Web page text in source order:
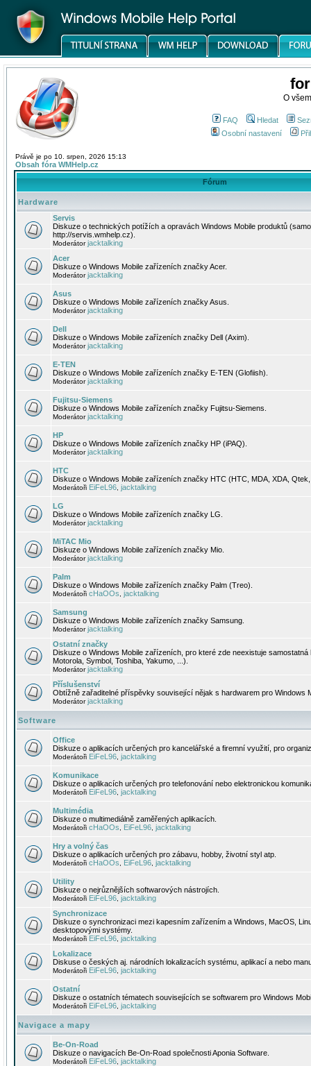
O
FAQ Hledat
Osobní nastavení
Právě je po 10. srpen, 2026 15:13
Obsah fóra WMHelp.cz
Fórum
Hardware
Servis
Diskuze o technických potížích a opravách Windows Mobile produktů
http://servis.wmhelp.cz).
Moderátorjacktalking
Acer
Diskuze o Windows Mobile zařízeních značky Acer.
Moderátorjacktalking
Asus
Diskuze o Windows Mobile zařízeních značky Asus.
Moderátorjacktalking
Dell
Diskuze o Windows Mobile zařízeních značky Dell (Axim).
Moderátorjacktalking
E-TEN
Diskuze o Windows Mobile zařízeních značky E-TEN (Glofiish).
Moderátorjacktalking
Fujitsu-Siemens
Diskuze o Windows Mobile zařízeních značky Fujitsu-Siemens.
Moderátorjacktalking
HP
Diskuze o Windows Mobile zařízeních značky HP (iPAQ).
Moderátorjacktalking
HTC
Diskuze o Windows Mobile zařízeních značky HTC (HTC, MDA, XDA,
Moderátoři EiFeL96 jacktalking
LG
Diskuze o Windows Mobile zařízeních značky LG.
Moderátorjacktalking
MiTAC Mio
Diskuze o Windows Mobile zařízeních značky Mio.
Moderátorjacktalking
Palm
Diskuze o Windows Mobile zařízeních značky Palm (Treo).
Moderátoři cHaOOs jacktalking
Samsung
Diskuze o Windows Mobile zařízeních značky Samsung.
Moderátorjacktalking
Ostatní značky
Diskuze o Windows Mobile zařízeních, pro které zde neexistuje
Motorola, Symbol, Toshiba, Yakumo, ...).
Moderátorjacktalking
Příslušenství
Obtížně zařaditelné příspěvky související nějak s hardwarem pro Windows
Moderátorjacktalking
Software
Office
Diskuze o aplikacích určených pro kancelářské a firemní využití, pro
Moderátoři EiFeL96 jacktalking
Komunikace
Diskuze o aplikacích určených pro telefonování nebo elektronickou
Moderátoři EiFeL96 jacktalking
Multimédia
Diskuze o multimediálně zaměřených aplikacích.
Moderátoři cHaOOs EiFeL96 jacktalking
Hry a volný čas
Diskuze o aplikacích určených pro zábavu, hobby, životní styl atp.
Moderátoři cHaOOs EiFeL96 jacktalking
Utility
Diskuze o nejrůznějších softwarových nástrojích.
Moderátoři EiFeL96 jacktalking
Synchronizace
Diskuze o synchronizaci mezi kapesním zařízením a Windows, MacOS,
desktopovými systémy.
Moderátoři EiFeL96 jacktalking
Lokalizace
Diskuse o českých aj. národních lokalizacích systému, aplikací a nebo
Moderátoři EiFeL96 jacktalking
Ostatní
Diskuze o ostatních tématech souvisejících se softwarem pro Windows
Moderátoři EiFeL96 jacktalking
Navigace a mapy
Be-On-Road
Diskuze o navigacích Be-On-Road společnosti Aponia Software.
Moderátoři EiFeL96 jacktalking